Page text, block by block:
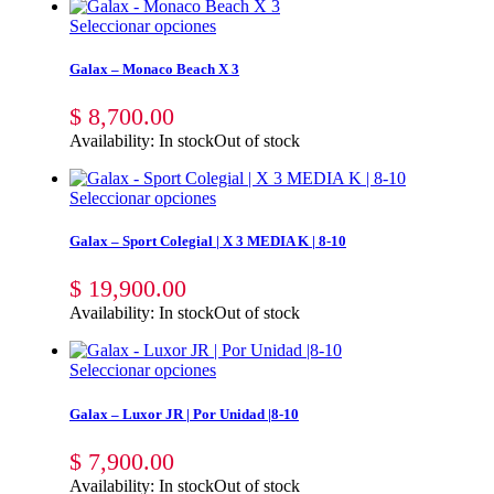
Seleccionar opciones
Galax – Monaco Beach X 3
$ 8,700.00
Availability: In stockOut of stock
Seleccionar opciones
Galax – Sport Colegial | X 3 MEDIA K | 8-10
$ 19,900.00
Availability: In stockOut of stock
Seleccionar opciones
Galax – Luxor JR | Por Unidad |8-10
$ 7,900.00
Availability: In stockOut of stock